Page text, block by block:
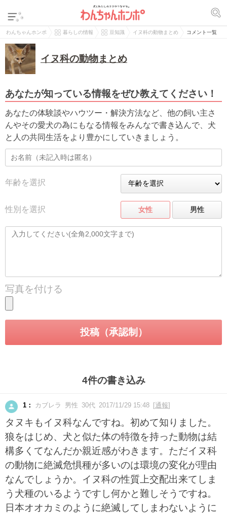
わんちゃんホンポ 暮らしの情報 豆知識 イヌ科の動物まとめ コメント一覧
イヌ科の動物まとめ
あなたが知っている情報をぜひ教えてください！
あなたの体験談やハウツー・解決方法など、他の飼い主さ
んやその愛犬の為にもなる情報をみんなで書き込んで、犬
と人の共同生活をより豊かにしていきましょう。
年齢を選択
性別を選択 女性 男性
写真を付ける
4件の書き込み
1： カブレラ 男性 30代 2017/11/29 15:48 [通報]
タヌキもイヌ科なんですね。初めて知りました。
狼をはじめ、犬と似た体の特徴を持った動物は結
構多くてなんだか親近感がわきます。ただイヌ科
の動物に絶滅危惧種が多いのは環境の変化が理由
なんでしょうか。イヌ科の性質上交配出来てしま
う犬種のいるようですし何かと難しそうですね。
日本オオカミのように絶滅してしまわないように